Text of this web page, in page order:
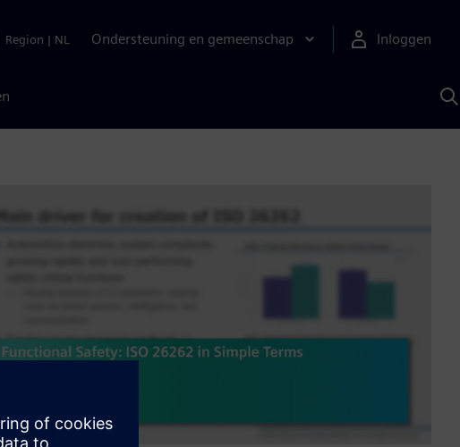
Region | NL Ondersteuning en gemeenschap Inloggen